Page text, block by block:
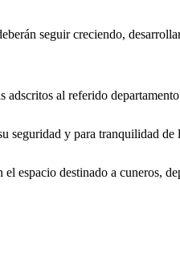
seguir creciendo,
al referido
seguridad y para tranquilidad
el espacio destinado a cuneros,